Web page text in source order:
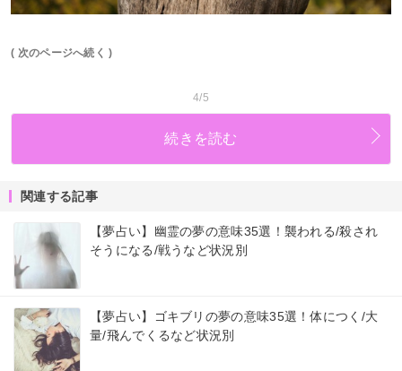
( 次のページへ続く )
4/5
続きを読む
関連する記事
【夢占い】幽霊の夢の意味35選！襲われる/殺され
そうになる/戦うなど状況別
【夢占い】ゴキブリの夢の意味35選！体につく/大
量/飛んでくるなど状況別